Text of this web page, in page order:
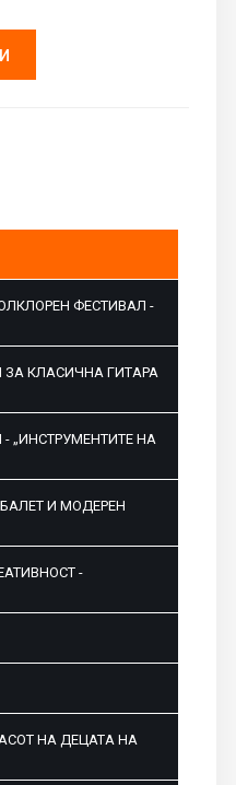
ФЕСТИВАЛ -
КЛАСИЧНА ГИТАРА
„ИНСТРУМЕНТИТЕ НА
И МОДЕРЕН
-
НА ДЕЦАТА НА